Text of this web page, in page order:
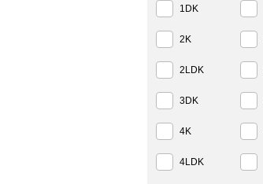
1DK
2K
2LDK
3DK
4K
4LDK